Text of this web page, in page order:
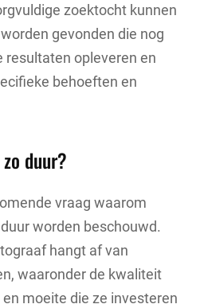
zoektocht kunnen
gevonden die nog
resultaten opleveren en
behoeften en
duur?
vraag waarom
worden beschouwd.
hangt af van
waaronder de kwaliteit
moeite die ze investeren